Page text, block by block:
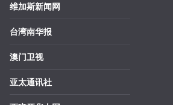
维加斯新闻网
台湾南华报
澳门卫视
亚太通讯社